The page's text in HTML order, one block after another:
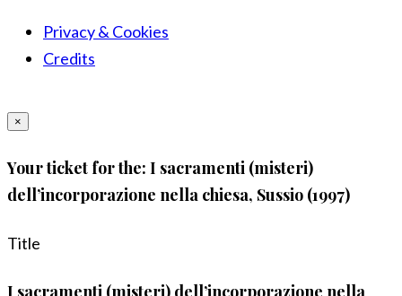
Privacy & Cookies
Credits
×
Your ticket for the: I sacramenti (misteri)
dell’incorporazione nella chiesa, Sussio (1997)
Title
I sacramenti (misteri) dell’incorporazione nella